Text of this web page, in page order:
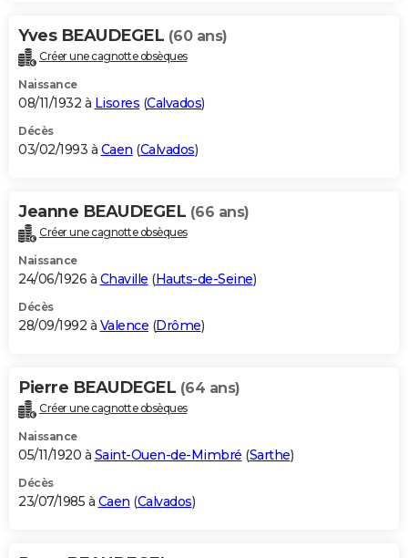
Yves BEAUDEGEL (60 ans)
Créer une cagnotte obsèques
Naissance
08/11/1932 à Lisores (Calvados)
Décès
03/02/1993 à Caen (Calvados)
Jeanne BEAUDEGEL (66 ans)
Créer une cagnotte obsèques
Naissance
24/06/1926 à Chaville (Hauts-de-Seine)
Décès
28/09/1992 à Valence (Drôme)
Pierre BEAUDEGEL (64 ans)
Créer une cagnotte obsèques
Naissance
05/11/1920 à Saint-Ouen-de-Mimbré (Sarthe)
Décès
23/07/1985 à Caen (Calvados)